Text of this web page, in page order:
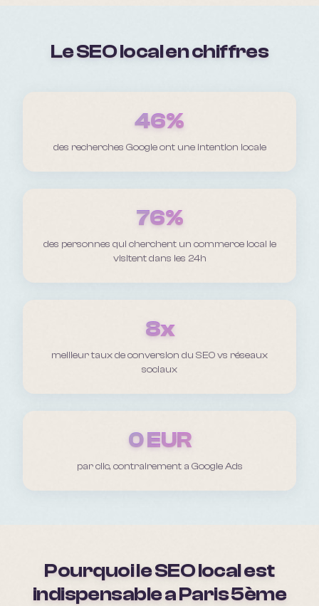
Le SEO local en chiffres
46%
des recherches Google ont une intention locale
76%
des personnes qui cherchent un commerce local le
visitent dans les 24h
8x
meilleur taux de conversion du SEO vs réseaux
sociaux
0 EUR
par clic, contrairement a Google Ads
Pourquoi le SEO local est
indispensable aParis 5ème